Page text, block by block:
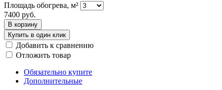
Площадь обогрева, м²
7400 руб.
В корзину
Купить в один клик
Добавить к сравнению
Отложить товар
Обязательно купите
Дополнительные